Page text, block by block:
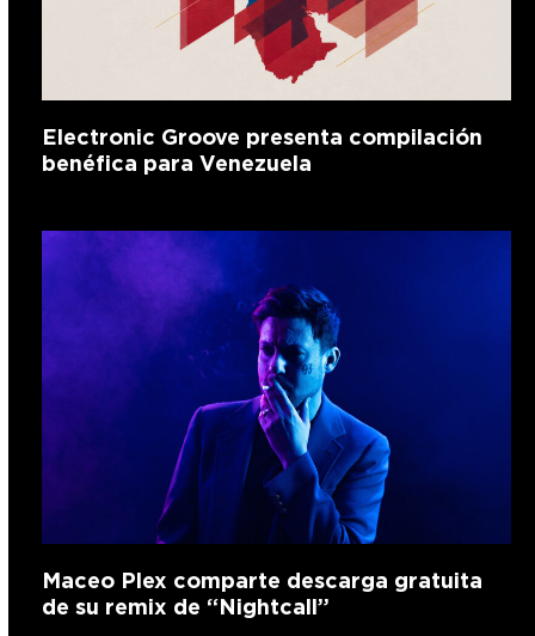
Electronic Groove presenta compilación
benéfica para Venezuela
Maceo Plex comparte descarga gratuita
de su remix de “Nightcall”